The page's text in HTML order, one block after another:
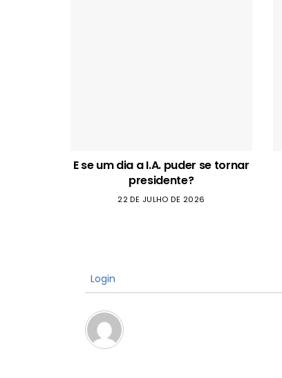
E se um dia a I.A. puder se tornar
presidente?
22 DE JULHO DE 2026
Login